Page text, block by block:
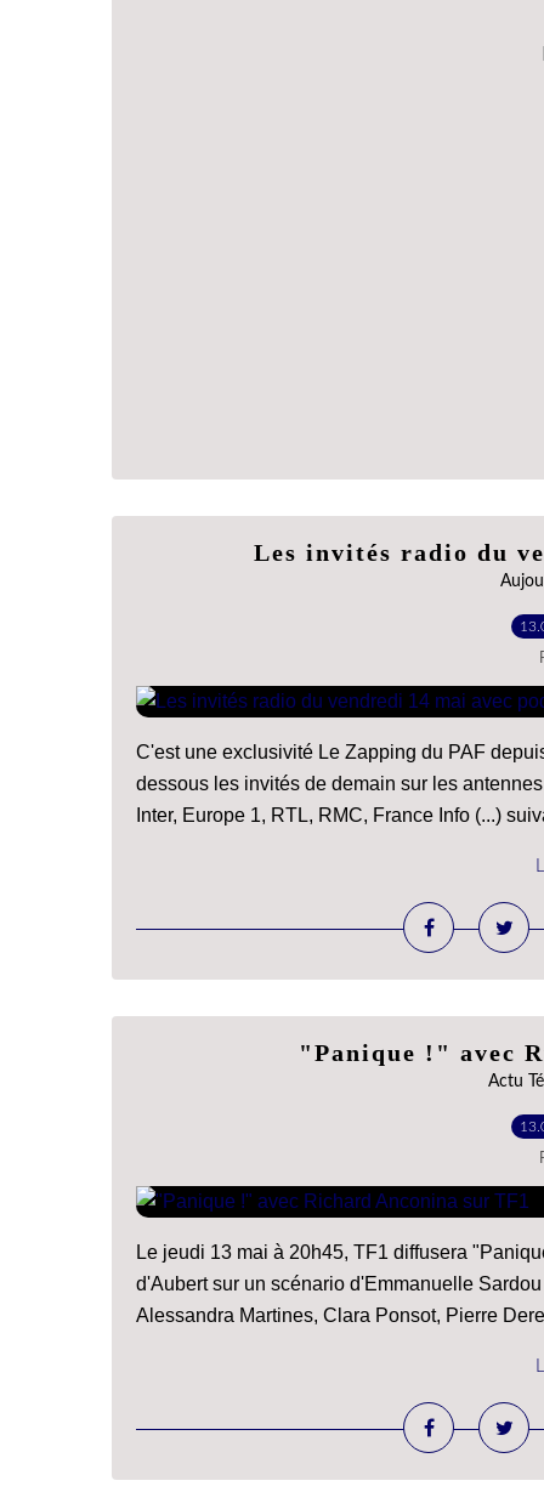
Les invités radio du
C'est une exclusivité Le Zapping du PAF
dessous les invités de demain sur les
Inter, Europe 1, RTL, RMC, France Info (...)
"Panique !" avec
Actu
Le jeudi 13 mai à 20h45, TF1 diffusera
d'Aubert sur un scénario d'Emmanuelle
Alessandra Martines, Clara Ponsot, Pierre